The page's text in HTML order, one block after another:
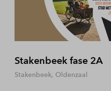
Stakenbeek fase 2A
Stakenbeek, Oldenzaal